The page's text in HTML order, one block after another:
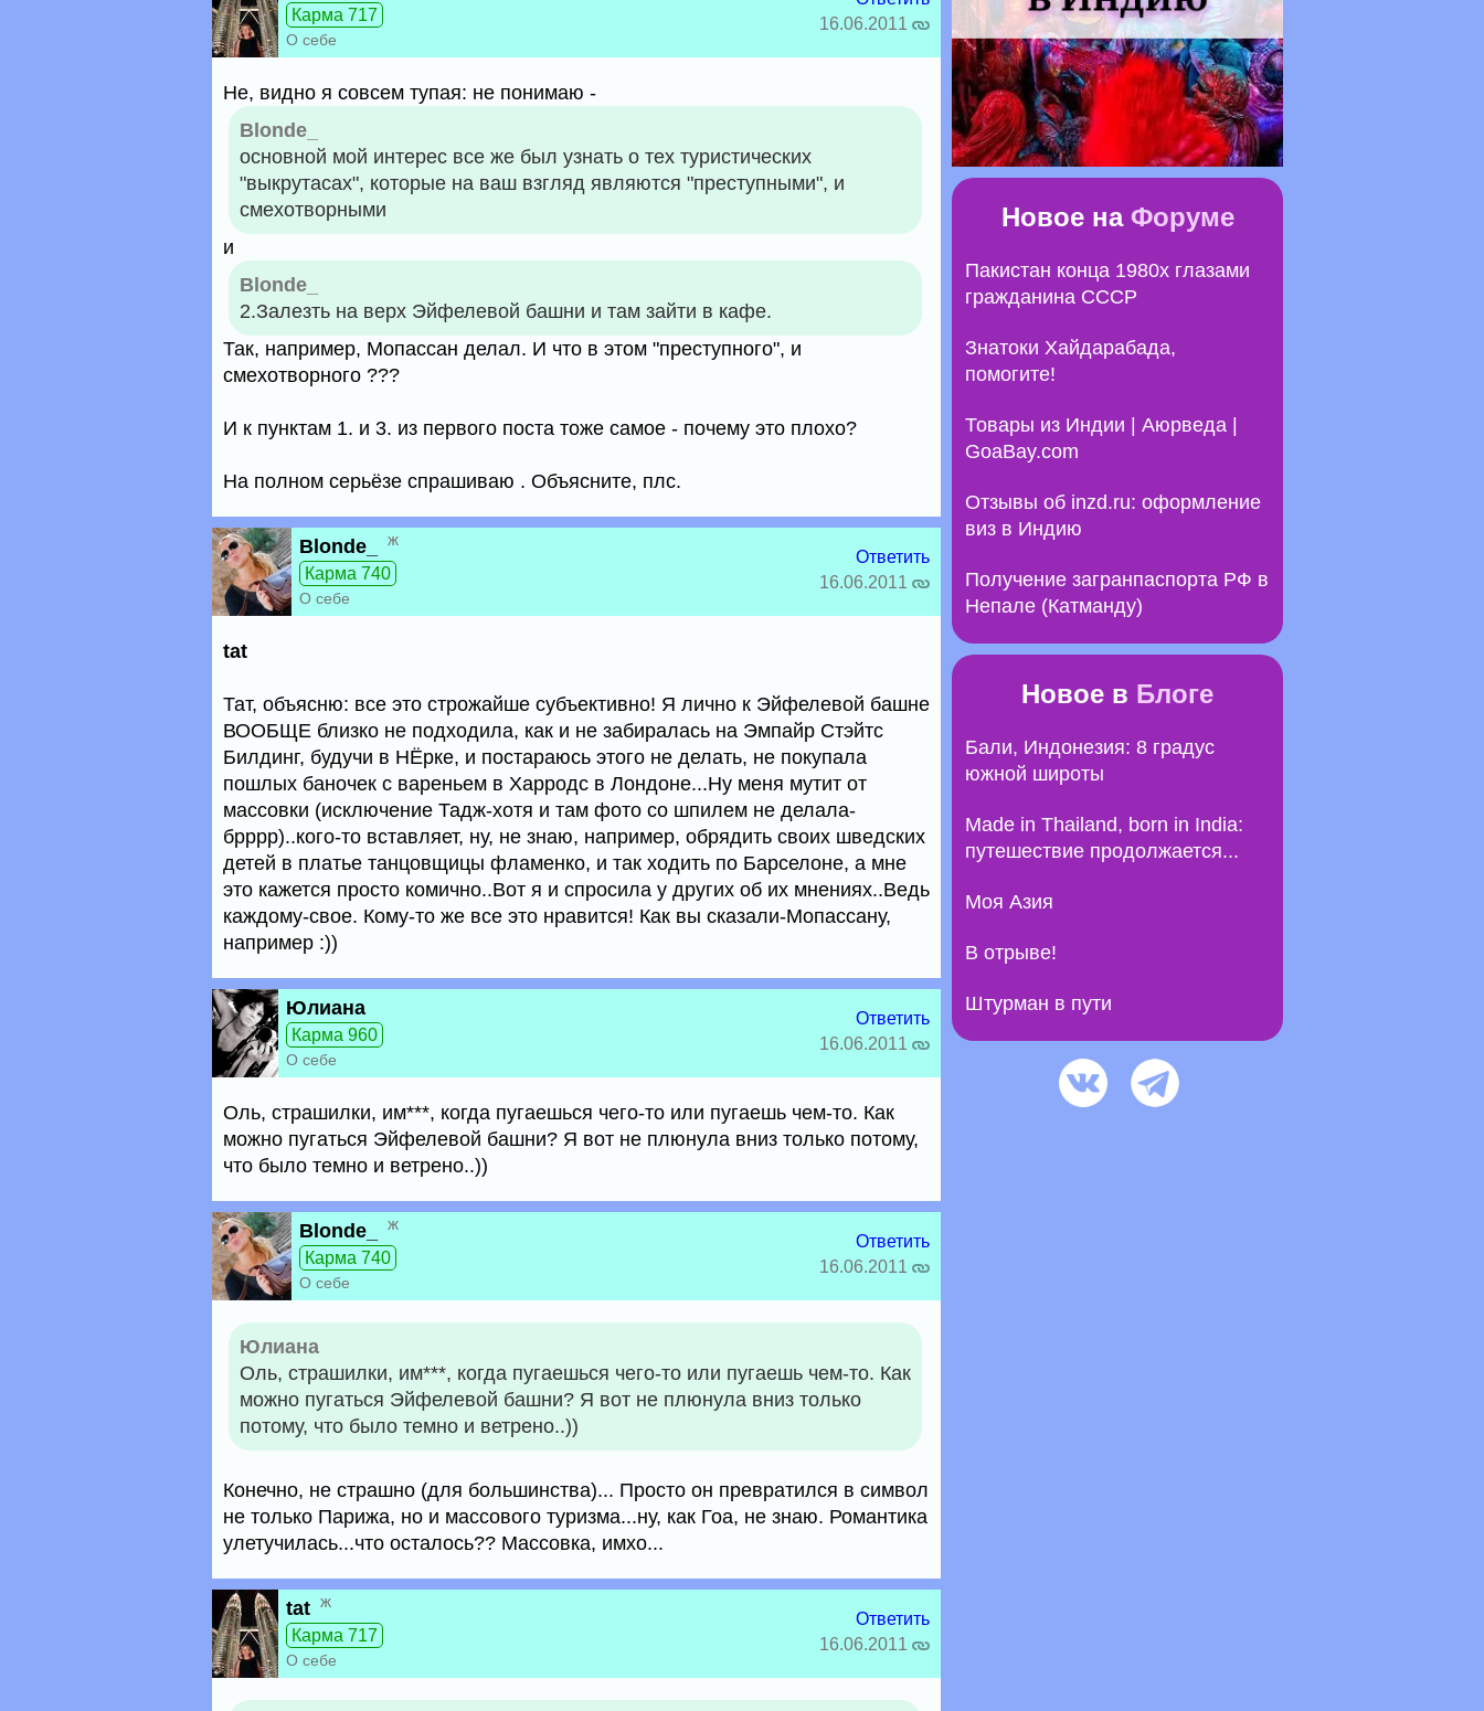
Карма 717
О себе
16.06.2011
Не, видно я совсем тупая: не понимаю -
Blonde_
основной мой интерес все же был узнать о тех туристических
"выкрутасах", которые на ваш взгляд являются "преступными", и
смехотворными
и
Blonde_
2.Залезть на верх Эйфелевой башни и там зайти в кафе.
Так, например, Мопассан делал. И что в этом "преступного", и
смехотворного ???
И к пунктам 1. и 3. из первого поста тоже самое - почему это плохо?
На полном серьёзе спрашиваю . Объясните, плс.
Blonde_
ж
Карма 740
О себе
Ответить
16.06.2011
tat
Тат, объясню: все это строжайше субъективно! Я лично к Эйфелевой башне
ВООБЩЕ близко не подходила, как и не забиралась на Эмпайр Стэйтс
Билдинг, будучи в НЁрке, и постараюсь этого не делать, не покупала
пошлых баночек с вареньем в Харродс в Лондоне...Ну меня мутит от
массовки (исключение Тадж-хотя и там фото со шпилем не делала-
брррр)..кого-то вставляет, ну, не знаю, например, обрядить своих шведских
детей в платье танцовщицы фламенко, и так ходить по Барселоне, а мне
это кажется просто комично..Вот я и спросила у других об их мнениях..Ведь
каждому-свое. Кому-то же все это нравится! Как вы сказали-Мопассану,
например :))
Юлиана
Карма 960
О себе
Ответить
16.06.2011
Оль, страшилки, им***, когда пугаешься чего-то или пугаешь чем-то. Как
можно пугаться Эйфелевой башни? Я вот не плюнула вниз только потому,
что было темно и ветрено..))
Blonde_
ж
Карма 740
О себе
Ответить
16.06.2011
Юлиана
Оль, страшилки, им***, когда пугаешься чего-то или пугаешь чем-то. Как
можно пугаться Эйфелевой башни? Я вот не плюнула вниз только
потому, что было темно и ветрено..))
Конечно, не страшно (для большинства)... Просто он превратился в символ
не только Парижа, но и массового туризма...ну, как Гоа, не знаю. Романтика
улетучилась...что осталось?? Массовка, имхо...
tat ж
Карма 717
О себе
Ответить
16.06.2011
Новое на Форуме
Пакистан конца 1980х глазами
гражданина СССР
Знатоки Хайдарабада,
помогите!
Товары из Индии | Аюрведа |
GoaBay.com
Отзывы об inzd.ru: оформление
виз в Индию
Получение загранпаспорта РФ в
Непале (Катманду)
Новое в Блоге
Бали, Индонезия: 8 градус
южной широты
Made in Thailand, born in India:
путешествие продолжается...
Моя Азия
В отрыве!
Штурман в пути